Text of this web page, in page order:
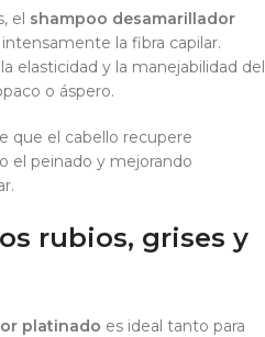
el shampoo desamarillador
la fibra capilar.
elasticidad y la manejabilidad del
o áspero.
que el cabello recupere
el peinado y mejorando
rubios, grises y
platinado es ideal tanto para